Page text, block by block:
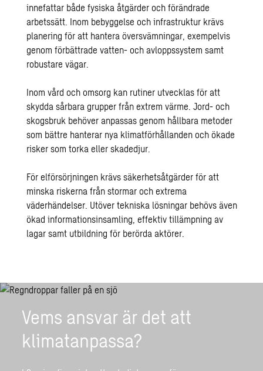
innefattar både fysiska åtgärder och förändrade
arbetssätt. Inom bebyggelse och infrastruktur krävs
planering för att hantera översvämningar, exempelvis
genom förbättrade vatten- och avloppssystem samt
robustare vägar.
Inom vård och omsorg kan rutiner utvecklas för att
skydda sårbara grupper från extrem värme. Jord- och
skogsbruk behöver anpassas genom hållbara metoder
som bättre hanterar nya klimatförhållanden och ökade
risker som torka eller skadedjur.
För elförsörjningen krävs säkerhetsåtgärder för att
minska riskerna från stormar och extrema
väderhändelser. Utöver tekniska lösningar behövs även
ökad informationsinsamling, effektiv tillämpning av
lagar samt utbildning för berörda aktörer.
Vems ansvar är det att
klimatanpassa?